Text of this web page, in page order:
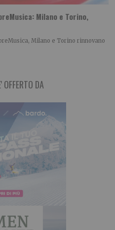
Milano e Torino,
Milano e Torino rinnovano
OFFERTO DA